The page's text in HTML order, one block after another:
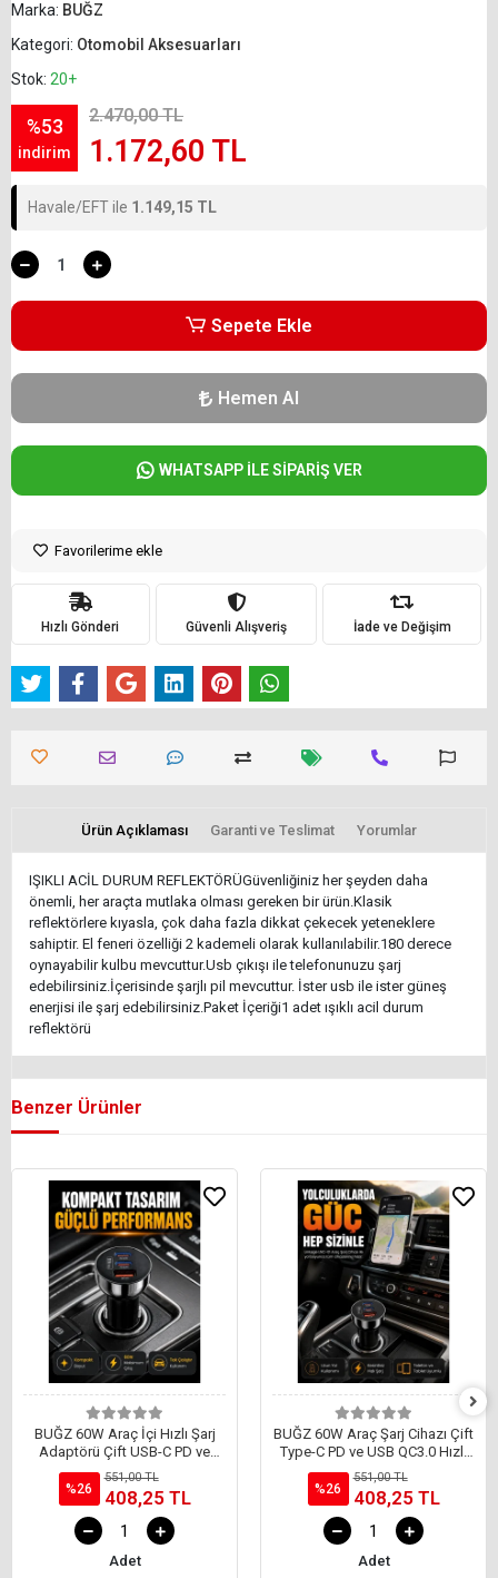
Marka: BUĞZ
Kategori: Otomobil Aksesuarları
Stok: 20+
%53
indirim
2.470,00 TL
1.172,60 TL
Havale/EFT ile 1.149,15 TL
Sepete Ekle
Hemen Al
WHATSAPP İLE SİPARİŞ VER
Favorilerime ekle
Hızlı Gönderi Güvenli Alışveriş İade ve Değişim
Ürün Açıklaması Garanti ve Teslimat Yorumlar
IŞIKLI ACİL DURUM REFLEKTÖRÜGüvenliğiniz her şeyden daha
önemli, her araçta mutlaka olması gereken bir ürün.Klasik
reflektörlere kıyasla, çok daha fazla dikkat çekecek yeteneklere
sahiptir. El feneri özelliği 2 kademeli olarak kullanılabilir.180 derece
oynayabilir kulbu mevcuttur.Usb çıkışı ile telefonunuzu şarj
edebilirsiniz.İçerisinde şarjlı pil mevcuttur. İster usb ile ister güneş
enerjisi ile şarj edebilirsiniz.Paket İçeriği1 adet ışıklı acil durum
reflektörü
Benzer Ürünler
BUĞZ 60W Araç İçi Hızlı Şarj
Adaptörü Çift USB-C PD ve
USB-A QC3.0
%26
551,00 TL
408,25 TL
Adet
BUĞZ 60W Araç Şarj Cihazı Çift
Type-C PD ve USB QC3.0 Hızlı
Şarj Adaptörü
%26
551,00 TL
408,25 TL
Adet